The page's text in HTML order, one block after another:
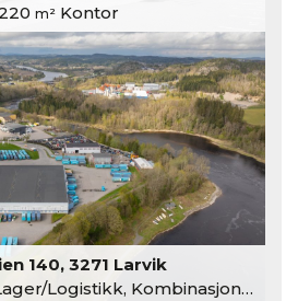
m² Kontor
140, 3271 Larvik
Logistikk, Kombinasjonslokaler